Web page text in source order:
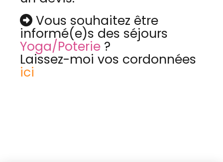
 Vous souhaitez être
informé(e)s des séjours
Yoga/Poterie ?
Laissez-moi vos cordonnées
ici